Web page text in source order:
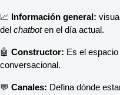
📈 Información general:
del chatbot en el día actual.
🤖 Constructor: Es el
conversacional.
💬 Canales: Defina dónde